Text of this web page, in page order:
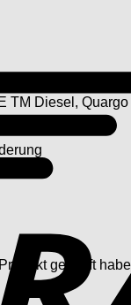
TM Diesel, Quargo
gekauft